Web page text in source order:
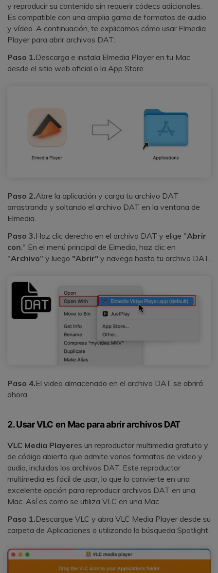
Reparador de Fotos con IA
Arregla fotos dañadas, mejora su nitidez y revive tus
recuerdos más valiosos con el poder de la IA.
y reproducir su contenido sin requerir códecs adicionales.
Es compatible con una amplia gama de formatos de audio
y vídeo. A continuación, te explicamos cómo usar Elmedia
Player para abrir archivos DAT:
Paso 1.Descarga e instala Elmedia Player en tu Mac
desde el sitio web oficial o la App Store.
Paso 2.Abre la aplicación y carga tu archivo DAT
arrastrando y soltando el archivo DAT en la ventana de
Elmedia.
Paso 3.Haz clic derecho en el archivo DAT y elige "Abrir
con ." En el menú principal de Elmedia, haz clic en
"Archivo" y luego "Abrir" y navega hasta tu archivo DAT.
Paso 4.El video almacenado en el archivo DAT se abrirá
ahora.
2. Usar VLC en Mac para abrir archivos DAT
VLC Media Playeres un reproductor multimedia gratuito y
de código abierto que admite varios formatos de video y
audio, incluidos los archivos DAT. Este reproductor
multimedia es fácil de usar, lo que lo convierte en una
excelente opción para reproducir archivos DAT en una
Mac. Así es como se utiliza VLC en una Mac
Paso 1.Descargue VLC y abra VLC Media Player desde su
carpeta de Aplicaciones o utilizando la búsqueda Spotlight.